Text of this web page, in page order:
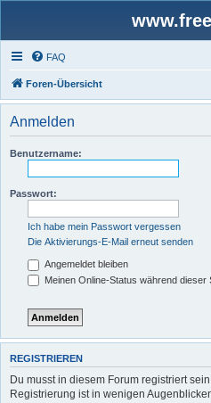
FAQ
Foren-Übersicht
Anmelden
Benutzername:
Passwort:
Ich habe mein Passwort vergessen
Die Aktivierungs-E-Mail erneut senden
Angemeldet bleiben
Meinen Online-Status während dieser
REGISTRIEREN
Du musst in diesem Forum registriert
Registrierung ist in wenigen